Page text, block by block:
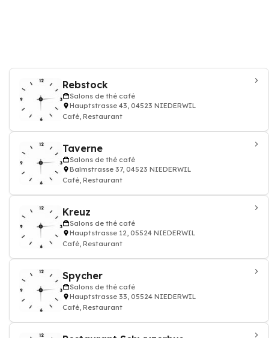
Rebstock
Salons de thé café
Hauptstrasse 43, 04523 NIEDERWIL
Café, Restaurant
Taverne
Salons de thé café
Balmstrasse 37, 04523 NIEDERWIL
Café, Restaurant
Kreuz
Salons de thé café
Hauptstrasse 12, 05524 NIEDERWIL
Café, Restaurant
Spycher
Salons de thé café
Hauptstrasse 33, 05524 NIEDERWIL
Café, Restaurant